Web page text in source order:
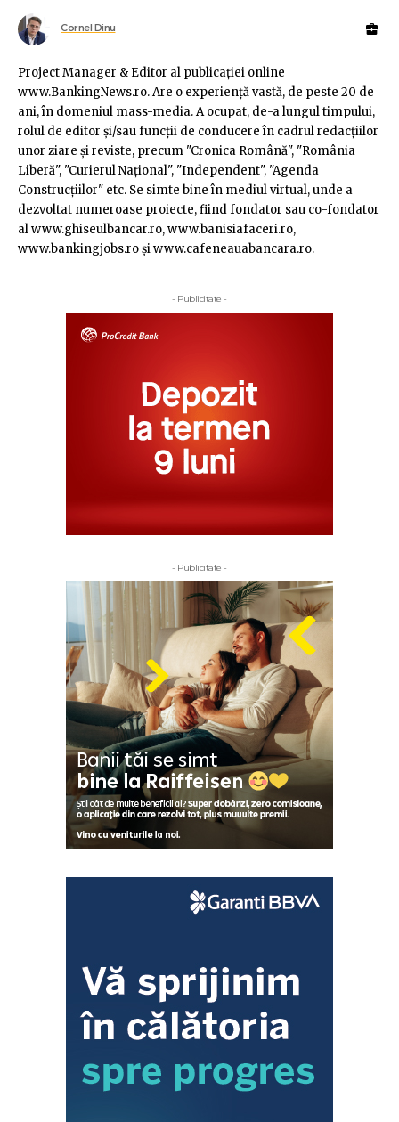
Cornel Dinu
Project Manager & Editor al publicaţiei online
www.BankingNews.ro. Are o experienţă vastă, de peste 20 de
ani, în domeniul mass-media. A ocupat, de-a lungul timpului,
rolul de editor şi/sau funcţii de conducere în cadrul redacţiilor
unor ziare şi reviste, precum "Cronica Română", "România
Liberă", "Curierul Naţional", "Independent", "Agenda
Construcţiilor" etc. Se simte bine în mediul virtual, unde a
dezvoltat numeroase proiecte, fiind fondator sau co-fondator
al www.ghiseulbancar.ro, www.banisiafaceri.ro,
www.bankingjobs.ro şi www.cafeneauabancara.ro.
- Publicitate -
- Publicitate -